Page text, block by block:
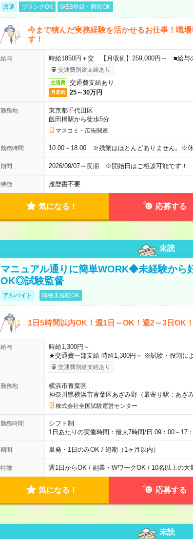
派遣 ブランクOK WEB登録・面接OK
今まで積んだ実務経験を活かせるお仕事！職
す！
給与 時給1850円＋交 【月収例】259,000円～ ■給与
交通費別途支給あり
交通費 交通費支給あり
月収例 25～30万円
勤務地
東京都千代田区
飯田橋駅から徒歩5分
マスコミ・広告関連
勤務時間 10:00～18:00 ※残業はほとんどありません。※休
期間 2026/09/07～長期 ※開始日はご相談可能です！
特徴 履歴書不要
気になる！ 応募する
未読
マニュアル通りに簡単WORK◆未経験から
OK◎試験監督
アルバイト 職種未経験OK
1日5時間以内OK！週1日～OK！週2～3日OK
給与
時給1,300円～
★交通費一部支給 時給1,300円～ ※試験・役割に
交通費別途支給あり
勤務地
横浜市青葉区
神奈川県横浜市青葉区あざみ野（最寄り駅：あざみ
株式会社全国試験運営センター
勤務時間
シフト制
1日あたりの実働時間：最大7時間/日 09：00～
期間 単発・1日のみOK / 短期（1ヶ月以内）
特徴 週1日からOK / 副業・WワークOK / 10名以上の大
気になる！ 応募する
未読